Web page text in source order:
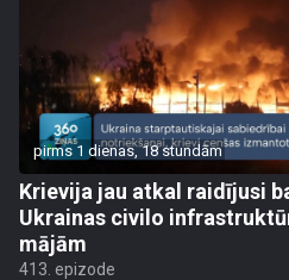
pirms 1 dienas, 18 stundām
Krievija jau atkal raidījusi
Ukrainas civilo
mājām
413. epizode